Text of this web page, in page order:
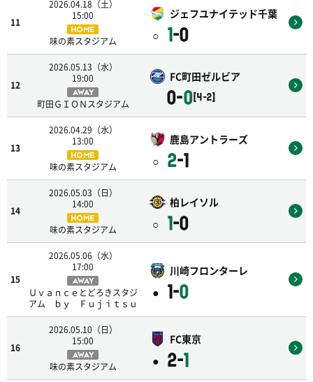
11
2026.04.18（土）
15:00
HOME
味の素スタジアム
ジェフユナイテッド千葉
○ 1-0
12
2026.05.13（水）
19:00
AWAY
町田ＧＩＯＮスタジアム
FC町田ゼルビア
0-0 [4-2]
13
2026.04.29（水）
13:00
HOME
味の素スタジアム
鹿島アントラーズ
○ 2-1
14
2026.05.03（日）
14:00
HOME
味の素スタジアム
柏レイソル
○ 1-0
15
2026.05.06（水）
17:00
AWAY
Ｕｖａｎｃｅとどろきスタジ
アム ｂｙ Ｆｕｊｉｔｓｕ
川崎フロンターレ
● 1-0
16
2026.05.10（日）
15:00
AWAY
味の素スタジアム
FC東京
● 2-1